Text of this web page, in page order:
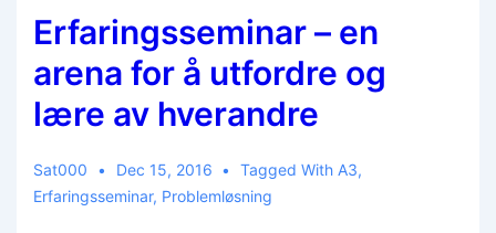
Erfaringsseminar – en
arena for å utfordre og
lære av hverandre
Sat000 Dec 15, 2016 Tagged With A3,
Erfaringsseminar, Problemløsning